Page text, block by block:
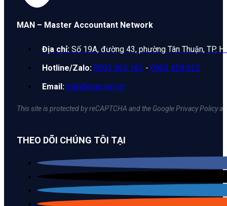
MAN – Master Accountant Network
Địa chỉ: Số 19A, đường 43, phường Tân Thuận, TP.
Hotline/Zalo: 0903 963 163 - 0903 428 622
Email: man@man.net.vn
This site is protected by reCAPTCHA and the Google Privacy Policy
THEO DÕI CHÚNG TÔI TẠI